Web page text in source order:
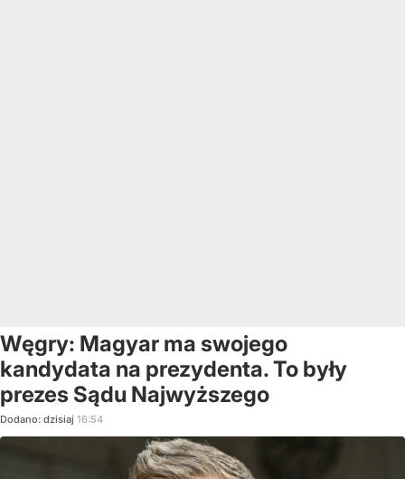
Węgry: Magyar ma swojego
kandydata na prezydenta. To były
prezes Sądu Najwyższego
Dodano: dzisiaj 16:54